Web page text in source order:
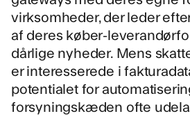
virksomheder, der leder
af deres køber-
dårlige nyheder. Mens
er interesserede i
potentialet for
forsyningskæden ofte